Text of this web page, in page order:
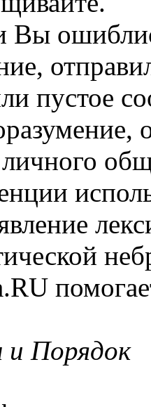
Вы
пустое
и Порядок